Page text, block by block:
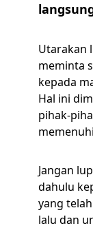
Utarakan
meminta
kepada
Hal ini
pihak-
Jangan
dahulu
yang
lalu dan